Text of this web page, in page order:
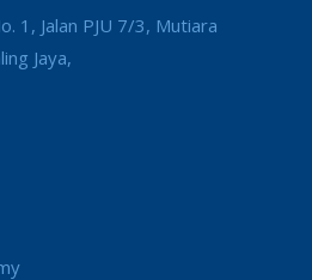
1, Jalan PJU 7/3, Mutiara
Jaya,